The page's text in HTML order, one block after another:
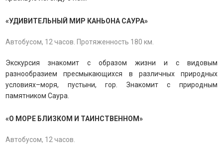
«УДИВИТЕЛЬНЫЙ МИР КАНЬОНА САУРА»
Автобусом, 12 часов. Протяженность 180 км.
Экскурсия знакомит с образом жизни и с видовым
разнообразием пресмыкающихся в различных природных
условиях–моря, пустыни, гор. Знакомит с природным
памятником Саура.
«О МОРЕ БЛИЗКОМ И ТАИНСТВЕННОМ»
Автобусом, 12 часов.